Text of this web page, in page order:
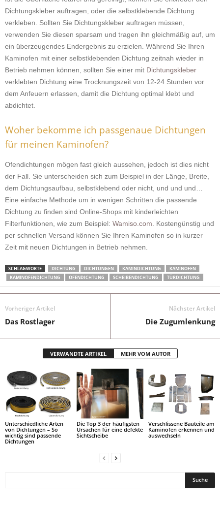
Dichtungskleber auftragen, oder die selbstklebende Dichtung
verkleben. Sollten Sie Dichtungskleber auftragen müssen,
verwenden Sie diesen sparsam und tragen ihn gleichmäßig auf, um
ein überzeugendes Endergebnis zu erzielen. Während Sie Ihren
Kaminofen mit einer selbstklebenden Dichtung zeitnah wieder in
Betrieb nehmen können, sollten Sie einer mit Dichtungskleber
verklebten Dichtung eine Trocknungszeit von 12-24 Stunden vor
dem Anfeuern erlassen, damit die Dichtung optimal klebt und
abdichtet.
Woher bekomme ich passgenaue Dichtungen
für meinen Kaminofen?
Ofendichtungen mögen fast gleich aussehen, jedoch ist dies nicht
der Fall. Sie unterscheiden sich zum Beispiel in der Länge, Breite,
dem Dichtungsaufbau, selbstklebend oder nicht, und und und…
Eine einfache Methode um in wenigen Schritten die passende
Dichtung zu finden sind Online-Shops mit kinderleichten
Filterfunktionen, wie zum Beispiel: Wamiso.com . Kostengünstig und
per schnellen Versand können Sie Ihren Kaminofen so in kurzer
Zeit mit neuen Dichtungen in Betrieb nehmen.
SCHLAGWORTE DICHTUNG DICHTUNGEN KAMINDICHTUNG
KAMINOFEN
KAMINOFENDICHTUNG
OFENDICHTUNG SCHEIBENDICHTUNG TÜRDICHTUNG
Vorheriger Artikel
Das Rostlager
Nächster Artikel
Die Zugumlenkung
VERWANDTE ARTIKEL MEHR VOM AUTOR
Unterschiedliche Arten
von Dichtungen – So
wichtig sind passende
Dichtungen
Die Top 3 der häufigsten
Ursachen für eine defekte
Sichtscheibe
Verschlissene Bauteile am
Kaminofen erkennen und
auswechseln